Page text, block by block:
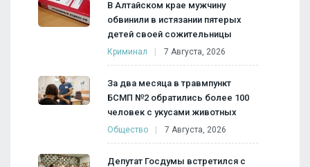
В Алтайском крае мужчину
обвинили в истязании пятерых
детей своей сожительницы
Криминал 7 Августа, 2026
За два месяца в травмпункт
БСМП №2 обратились более 100
человек с укусами животных
Общество 7 Августа, 2026
Депутат Госдумы встретился с